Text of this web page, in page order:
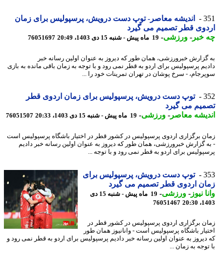
اندیشه معاصر- توپ دست درویش، پرسپولیس برای زمان
قطر تصمیم می گیرد
خبر -ورزشی-19 ماه پیش - شنبه 15 دی 1403، 20:49 76051697
خبرورزشی، همان طور که دیروز به عنوان اولین رسانه خبر
پرسپولیس برای اردو به قطر نمی رود و با توجه به زمان باقی مانده به بازی
- سرخ پوشان در تهران تمرینات خود را ...
توپ دست درویش، پرسپولیس برای زمان اردوی قطر
می گیرد
معاصر-ورزشی-19 ماه پیش - شنبه 15 دی 1403، 20:33 76051507
برگزاری اردوی پرسپولیس در کشور قطر در اختیار باشگاه پرسپولیس است
گزارش خبرورزشی، همان طور که دیروز به عنوان اولین رسانه خبر دادیم
برای اردو به قطر نمی رود و با توجه ...
توپ دست درویش، پرسپولیس برای
اردوی قطر تصمیم می گیرد
نیوز-ورزشی-
19 ماه پیش - شنبه 15 دی
76051467
برگزاری اردوی پرسپولیس در کشور قطر در
باشگاه پرسپولیس است - وانانیوز همان طور
به عنوان اولین رسانه خبر دادیم پرسپولیس برای اردو به قطر نمی رود و
به زمان ...